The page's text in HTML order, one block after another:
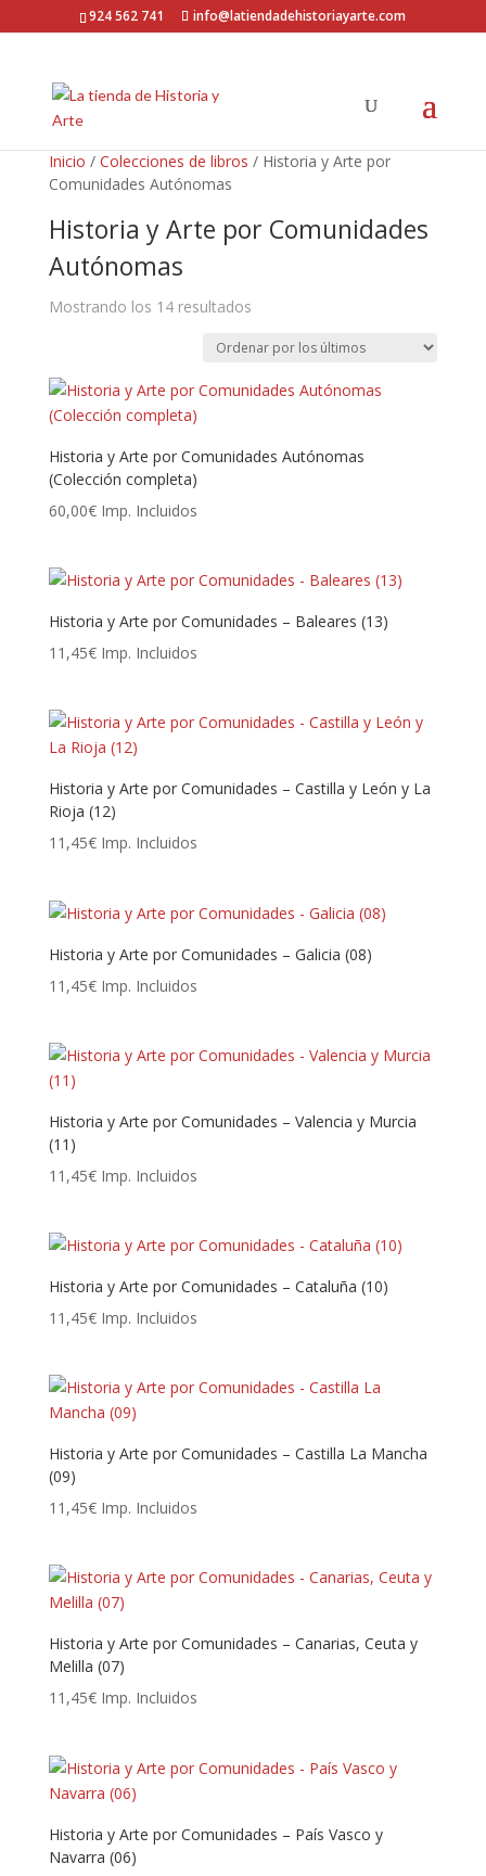
924 562 741 info@latiendadehistoriayarte.com
Inicio / Colecciones de libros / Historia y Arte por
Comunidades Autónomas
Historia y Arte por Comunidades
Autónomas
Mostrando los 14 resultadosOrdenado
los
Historia y Arte por Comunidades Autónomas
(Colección completa)
60,00€ Imp. Incluidos
Historia y Arte por Comunidades – Baleares (13)
11,45€ Imp. Incluidos
Historia y Arte por Comunidades – Castilla y León y La
Rioja (12)
11,45€ Imp. Incluidos
Historia y Arte por Comunidades – Galicia (08)
11,45€ Imp. Incluidos
Historia y Arte por Comunidades – Valencia y Murcia
(11)
11,45€ Imp. Incluidos
Historia y Arte por Comunidades – Cataluña (10)
11,45€ Imp. Incluidos
Historia y Arte por Comunidades – Castilla La Mancha
(09)
11,45€ Imp. Incluidos
Historia y Arte por Comunidades – Canarias, Ceuta y
Melilla (07)
11,45€ Imp. Incluidos
Historia y Arte por Comunidades – País Vasco y
Navarra (06)